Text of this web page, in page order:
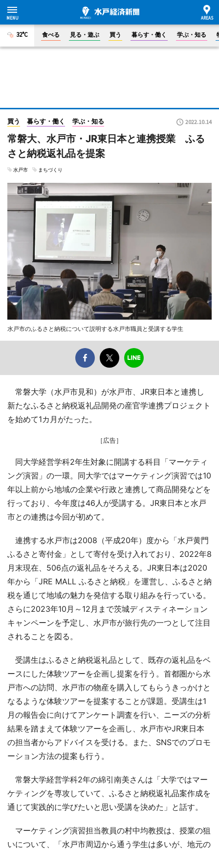
32°C 食べる 見る・遊ぶ 買う 暮らす・働く 学ぶ・知る
買う 暮らす・働く 学ぶ・知る 2022.10.14
常磐大、水戸市・JR東日本と連携授業 ふる
さと納税返礼品を提案
水戸市 まちづくり
水戸市のふるさと納税について説明する水戸市職員と受講する学生
常磐大学（水戸市見和）が水戸市、JR東日本と連携し
新たなふるさと納税返礼品開発の産官学連携プロジェクト
を始めて1カ月がたった。
［広告］
同大学経営学科2年生対象に開講する科目「マーケティ
ング演習」の一環。同大学ではマーケティング演習では10
年以上前から地域の企業や行政と連携して商品開発などを
行っており、今年度は46人が受講する。JR東日本と水戸
市との連携は今回が初めて。
連携する水戸市は2008（平成20年）度から「水戸黄門
ふるさと寄付金」として寄付を受け入れており、2022年8
月末現在、506点の返礼品をそろえる。JR東日本は2020
年から「JRE MALL ふるさと納税」を運営し、ふるさと納
税を通じて地域の魅力を発信する取り組みを行っている。
さらに2023年10月～12月まで茨城ディスティネーション
キャンペーンを予定し、水戸市が旅行先の一つとして注目
されることを図る。
受講生はふるさと納税返礼品として、既存の返礼品をベ
ースにした体験ツアーを企画し提案を行う。首都圏から水
戸市への訪問、水戸市の物産を購入してもらうきっかけと
なるような体験ツアーを提案することが課題。受講生は1
月の報告会に向けてアンケート調査を行い、ニーズの分析
結果を踏まえて体験ツアーを企画し、水戸市やJR東日本
の担当者からアドバイスを受ける。また、SNSでのプロモ
ーション方法の提案も行う。
常磐大学経営学科2年の綿引南美さんは「大学ではマー
ケティングを専攻していて、ふるさと納税返礼品案作成を
通じて実践的に学びたいと思い受講を決めた」と話す。
マーケティング演習担当教員の村中均教授は、授業の狙
いについて、「水戸市周辺から通う学生は多いが、地元の